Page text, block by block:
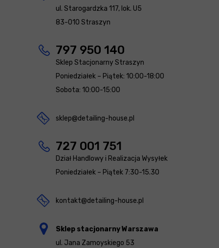
ul. Starogardzka 117, lok. U5
83-010 Straszyn
797 950 140
Sklep Stacjonarny Straszyn
Poniedziałek – Piątek: 10:00-18:00
Sobota: 10:00-15:00
sklep@detailing-house.pl
727 001 751
Dział Handlowy i Realizacja Wysyłek
Poniedziałek – Piątek 7:30-15.30
kontakt@detailing-house.pl
Sklep stacjonarny Warszawa
ul. Jana Zamoyskiego 53